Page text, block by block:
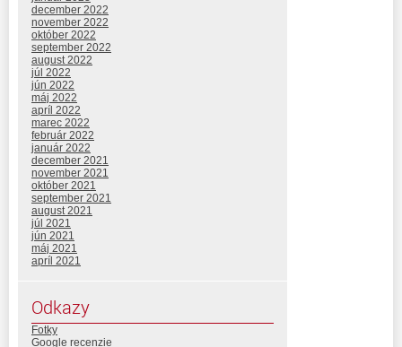
december 2022
november 2022
október 2022
september 2022
august 2022
júl 2022
jún 2022
máj 2022
apríl 2022
marec 2022
február 2022
január 2022
december 2021
november 2021
október 2021
september 2021
august 2021
júl 2021
jún 2021
máj 2021
apríl 2021
Odkazy
Fotky
Google recenzie